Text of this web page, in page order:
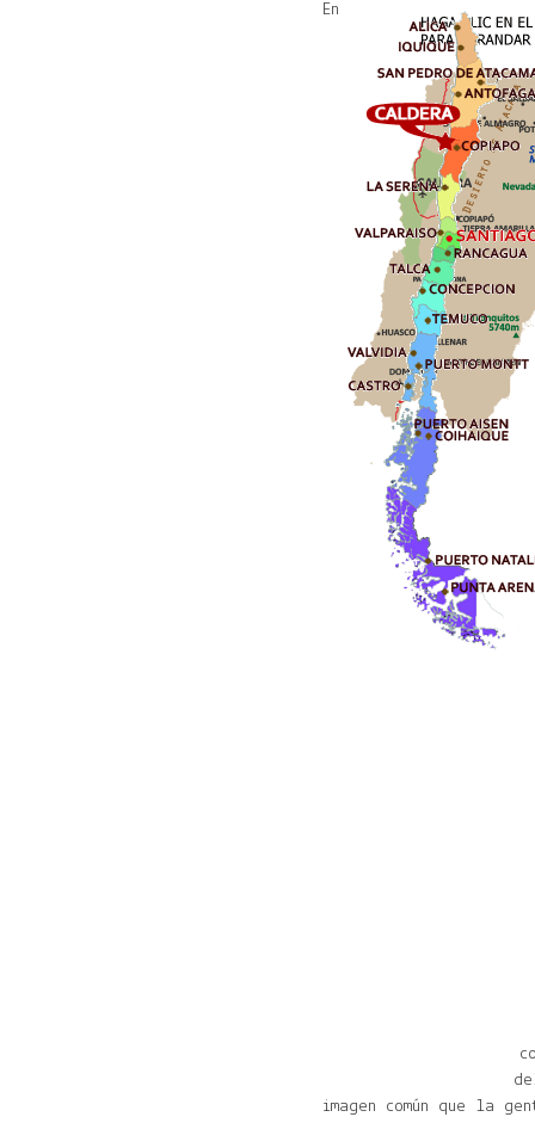
En
imagen común que la